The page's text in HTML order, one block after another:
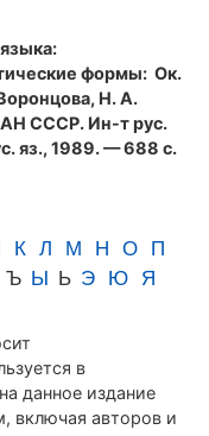
формы: Ок.
Н. А.
АН СССР. Ин-т рус.
яз., 1989. — 688 с.
К Л М Н О П
Ъ Ы Ь Э Ю Я
в
данное издание
включая авторов и